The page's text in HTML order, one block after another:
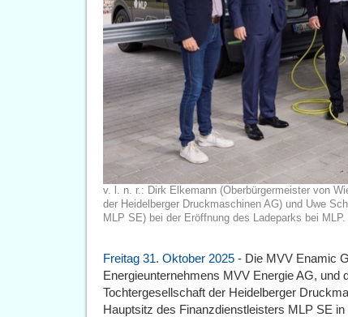
v. l. n. r.: Dirk Elkemann (Oberbürgermeister von
der Heidelberger Druckmaschinen AG) und Uwe
MLP SE) bei der Eröffnung des Ladeparks bei
Freitag 31. Oktober 2025 - Die MVV Enamic
Energieunternehmens MVV Energie AG, und
Tochtergesellschaft der Heidelberger
Hauptsitz des Finanzdienstleisters MLP SE